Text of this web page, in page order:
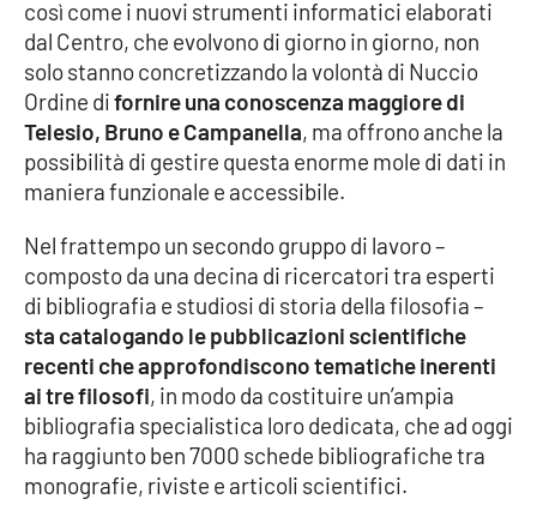
SPECIALI
Buona Sanità Calabria
CALABRIAVISIONE
Eventi
Food
Storie
LAC
NETWORK
così come i nuovi strumenti informatici elaborati
dal Centro, che evolvono di giorno in giorno, non
solo stanno concretizzando la volontà di Nuccio
Ordine difornire una conoscenza maggiore di
Telesio, Bruno e Campanella, ma offrono anche la
possibilità di gestire questa enorme mole di dati in
maniera funzionale e accessibile.
Nel frattempo un secondo gruppo di lavoro –
composto da una decina di ricercatori tra esperti
di bibliografia e studiosi di storia della filosofia –
sta catalogando le pubblicazioni scientifiche
recenti che approfondiscono tematiche inerenti
ai tre filosofi, in modo da costituire un’ampia
bibliografia specialistica loro dedicata, che ad oggi
ha raggiunto ben 7000 schede bibliografiche tra
monografie, riviste e articoli scientifici.